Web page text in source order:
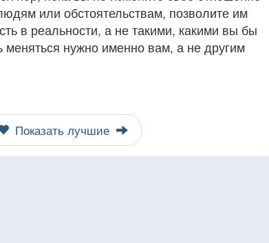
или обстоятельствам, позволите им
в реальности, а не такими, какими вы бы
меняться нужно именно вам, а не другим
Показать лучшие